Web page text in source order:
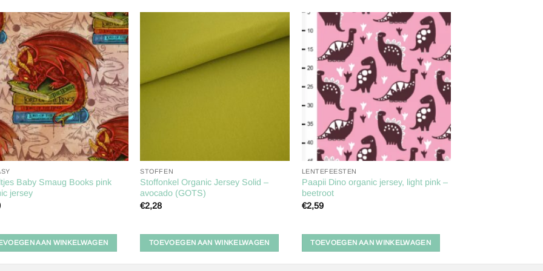
Toevoegen
aan
verlanglijst
Baby Smaug Books pink
jersey
AAN WINKELWAGEN
Toevoegen
STOFFEN
Stoffonkel Organic Jersey Solid –
avocado (GOTS)
€2,28
TOEVOEGEN AAN WINKELWAGEN
Toevoegen
aan
verlanglijst
LENTEFEESTEN
Paapii Dino organic jersey, light pink –
beetroot
€2,59
TOEVOEGEN AAN WINKELWAGEN